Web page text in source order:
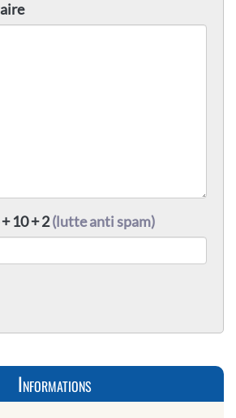
10 + 2(lutte anti spam)
Informations